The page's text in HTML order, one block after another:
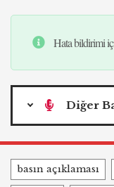
Hata bildirimi
Diğer
Tags
basın açıklaması